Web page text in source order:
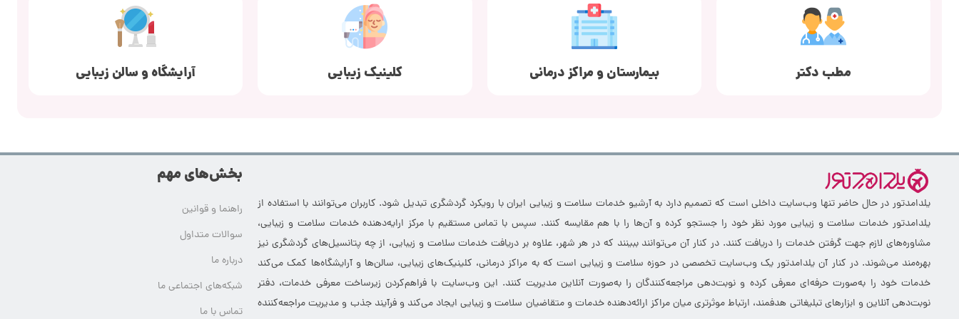
مطب دکتر بیمارستان و مراکز درمانی کلینیک زیبایی آرایشگاه و سالن زیبایی
یلدامدتور در حال حاضر تنها وب‌سایت داخلی است که تصمیم دارد به آرشیو خدمات سلامت و زیبایی ایران با رویکرد گردشگری تبدیل شود. کاربران می‌توانند با استفاده از
یلدامدتور خدمات سلامت و زیبایی مورد نظر خود را جستجو کرده و آن‌ها را با هم مقایسه کنند. سپس با تماس مستقیم با مرکز ارایه‌دهنده خدمات سلامت و زیبایی،
مشاوره‌های لازم جهت گرفتن خدمات را دریافت کنند. در کنار آن می‌توانند ببینند که در هر شهر، علاوه بر دریافت خدمات سلامت و زیبایی، از چه پتانسیل‌های گردشگری نیز
بهره‌مند می‌شوند. در کنار آن یلدامدتور یک وب‌سایت تخصصی در حوزه سلامت و زیبایی است که به مراکز درمانی، کلینیک‌های زیبایی، سالن‌ها و آرایشگاه‌ها کمک می‌کند
خدمات خود را به‌صورت حرفه‌ای معرفی کرده و نوبت‌دهی مراجعه‌کنندگان را به‌صورت آنلاین مدیریت کنند. این وب‌سایت با فراهم‌کردن زیرساخت معرفی خدمات، دفتر
نوبت‌دهی آنلاین و ابزارهای تبلیغاتی هدفمند، ارتباط موثرتری میان مراکز ارائه‌دهنده خدمات و متقاضیان سلامت و زیبایی ایجاد می‌کند و فرآیند جذب و مدیریت مراجعه‌کننده
بخش‌های مهم
راهنما و قوانین
سوالات متداول
درباره ما
شبکه‌های اجتماعی ما
تماس با ما